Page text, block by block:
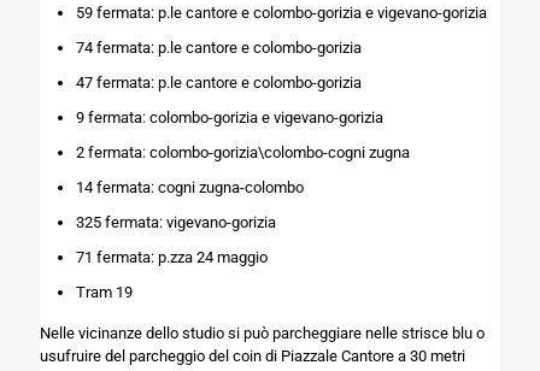
59 fermata: p.le cantore e colombo-gorizia e vigevano-gorizia
74 fermata: p.le cantore e colombo-gorizia
47 fermata: p.le cantore e colombo-gorizia
9 fermata: colombo-gorizia e vigevano-gorizia
2 fermata: colombo-gorizia\colombo-cogni zugna
14 fermata: cogni zugna-colombo
325 fermata: vigevano-gorizia
71 fermata: p.zza 24 maggio
Tram 19
Nelle vicinanze dello studio si può parcheggiare nelle strisce blu o
usufruire del parcheggio del coin di Piazzale Cantore a 30 metri